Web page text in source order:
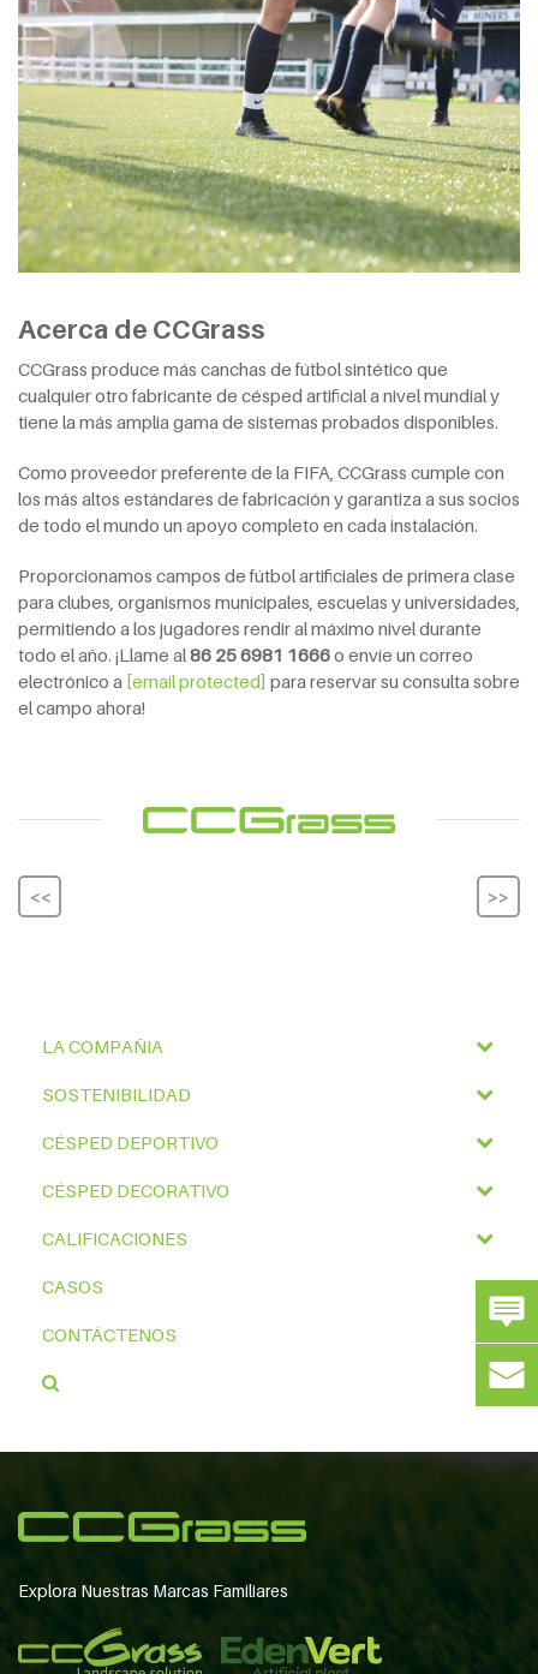
Acerca de CCGrass
CCGrass produce más canchas de fútbol sintético que
cualquier otro fabricante de césped artificial a nivel mundial y
tiene la más amplia gama de sistemas probados disponibles.
Como proveedor preferente de la FIFA, CCGrass cumple con
los más altos estándares de fabricación y garantiza a sus socios
de todo el mundo un apoyo completo en cada instalación.
Proporcionamos campos de fútbol artificiales de primera clase
para clubes, organismos municipales, escuelas y universidades,
permitiendo a los jugadores rendir al máximo nivel durante
todo el año. ¡Llame al86 25 6981 1666o envíe un correo
electrónico a [email protected] para reservar su consulta sobre
el campo ahora!
<< >>
LA COMPAÑIA
SOSTENIBILIDAD
CÉSPED DEPORTIVO
CÉSPED DECORATIVO
CALIFICACIONES
CASOS
CONTÁCTENOS
Explora Nuestras Marcas Familiares